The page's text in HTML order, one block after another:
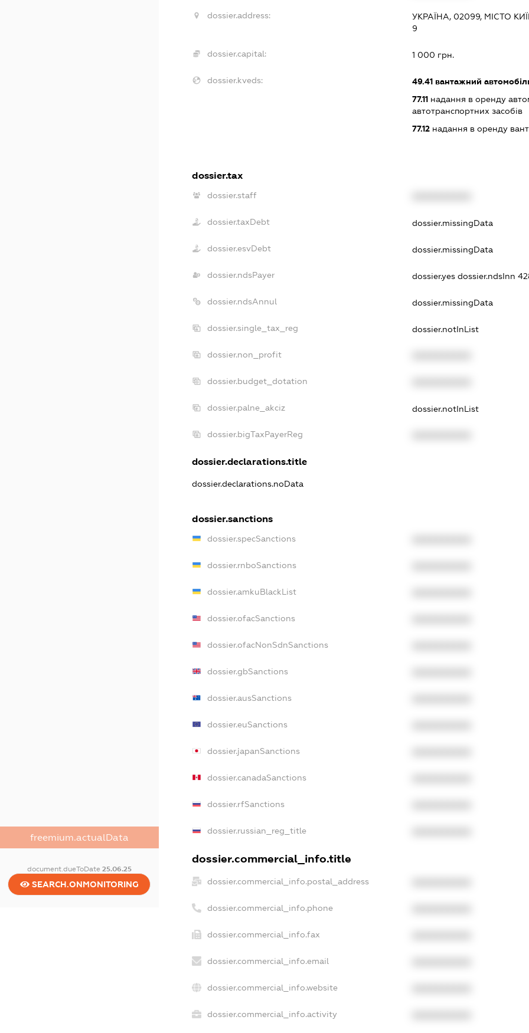
freemium.actualData
document.dueToDate 25.06.25
SEARCH.ONMONITORING
dossier.address:
УКРАЇНА, 02099, МІСТО
9
dossier.capital: 1 000 грн.
dossier.kveds: 49.41вантажний
77.11надання в оренду
автотранспортних засобів
77.12надання в оренду
dossier.tax
dossier.staff
dossier.taxDebt dossier.missingData
dossier.esvDebt dossier.missingData
dossier.ndsPayer dossier.yes dossier.ndsInn
dossier.ndsAnnul dossier.missingData
dossier.single_tax_reg dossier.notInList
dossier.non_profit
dossier.budget_dotation
dossier.palne_akciz dossier.notInList
dossier.bigTaxPayerReg
dossier.declarations.title
dossier.declarations.noData
dossier.sanctions
dossier.specSanctions
dossier.rnboSanctions
dossier.amkuBlackList
dossier.ofacSanctions
dossier.ofacNonSdnSanctions
dossier.gbSanctions
dossier.ausSanctions
dossier.euSanctions
dossier.japanSanctions
dossier.canadaSanctions
dossier.rfSanctions
dossier.russian_reg_title
dossier.commercial_info.title
dossier.commercial_info.postal_address
dossier.commercial_info.phone
dossier.commercial_info.fax
dossier.commercial_info.email
dossier.commercial_info.website
dossier.commercial_info.activity